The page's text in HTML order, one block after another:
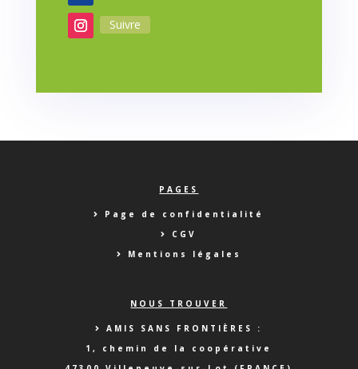
Suivre
PAGES
Page de confidentialité
CGV
Mentions légales
NOUS TROUVER
AMIS SANS FRONTIÈRES :
1, chemin de la coopérative